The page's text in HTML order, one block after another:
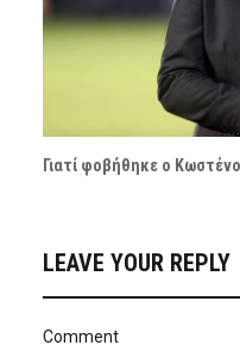
Γιατί φοβήθηκε ο
LEAVE YOUR REPLY
Comment